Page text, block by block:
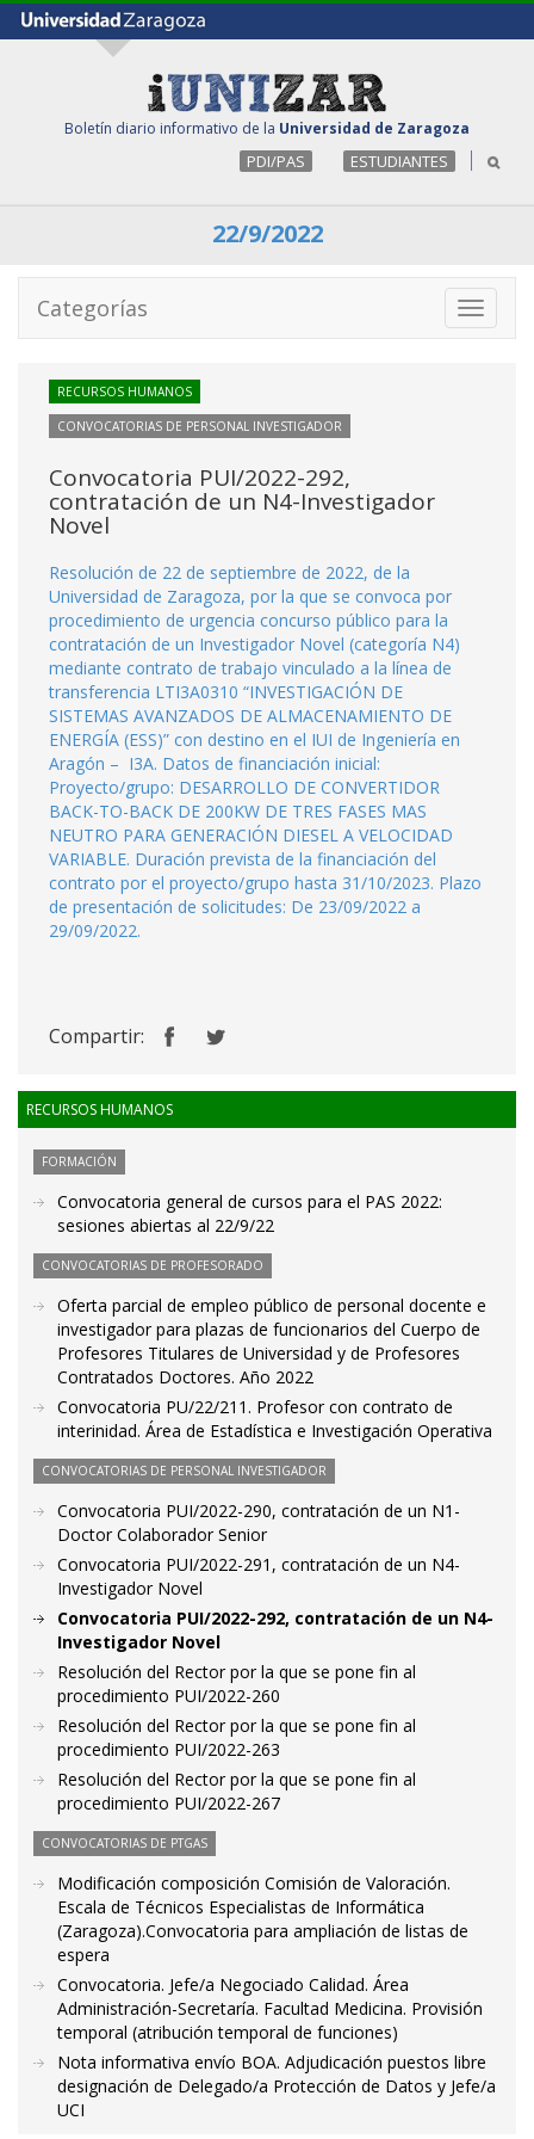
Boletín diario informativo de la Universidad de Zaragoza
PDI/PAS ESTUDIANTES
22/9/2022
Toggle
Categorías
RECURSOS HUMANOS
CONVOCATORIAS DE PERSONAL INVESTIGADOR
Convocatoria PUI/2022-292,
contratación de un N4-Investigador
Novel
Resolución de 22 de septiembre de 2022, de la
Universidad de Zaragoza, por la que se convoca por
procedimiento de urgencia concurso público para la
contratación de un Investigador Novel (categoría N4)
mediante contrato de trabajo vinculado a la línea de
transferencia LTI3A0310 “INVESTIGACIÓN DE
SISTEMAS AVANZADOS DE ALMACENAMIENTO DE
ENERGÍA (ESS)” con destino en el IUI de Ingeniería en
Aragón – I3A. Datos de financiación inicial:
Proyecto/grupo: DESARROLLO DE CONVERTIDOR
BACK-TO-BACK DE 200KW DE TRES FASES MAS
NEUTRO PARA GENERACIÓN DIESEL A VELOCIDAD
VARIABLE. Duración prevista de la financiación del
contrato por el proyecto/grupo hasta 31/10/2023. Plazo
de presentación de solicitudes: De 23/09/2022 a
29/09/2022.
Compartir:
RECURSOS HUMANOS
FORMACIÓN
Convocatoria general de cursos para el PAS 2022:
sesiones abiertas al 22/9/22
CONVOCATORIAS DE PROFESORADO
Oferta parcial de empleo público de personal docente e
investigador para plazas de funcionarios del Cuerpo de
Profesores Titulares de Universidad y de Profesores
Contratados Doctores. Año 2022
Convocatoria PU/22/211. Profesor con contrato de
interinidad. Área de Estadística e Investigación Operativa
CONVOCATORIAS DE PERSONAL INVESTIGADOR
Convocatoria PUI/2022-290, contratación de un N1-
Doctor Colaborador Senior
Convocatoria PUI/2022-291, contratación de un N4-
Investigador Novel
Convocatoria PUI/2022-292, contratación de un N4-
Investigador Novel
Resolución del Rector por la que se pone fin al
procedimiento PUI/2022-260
Resolución del Rector por la que se pone fin al
procedimiento PUI/2022-263
Resolución del Rector por la que se pone fin al
procedimiento PUI/2022-267
CONVOCATORIAS DE PTGAS
Modificación composición Comisión de Valoración.
Escala de Técnicos Especialistas de Informática
(Zaragoza).Convocatoria para ampliación de listas de
espera
Convocatoria. Jefe/a Negociado Calidad. Área
Administración-Secretaría. Facultad Medicina. Provisión
temporal (atribución temporal de funciones)
Nota informativa envío BOA. Adjudicación puestos libre
designación de Delegado/a Protección de Datos y Jefe/a
UCI